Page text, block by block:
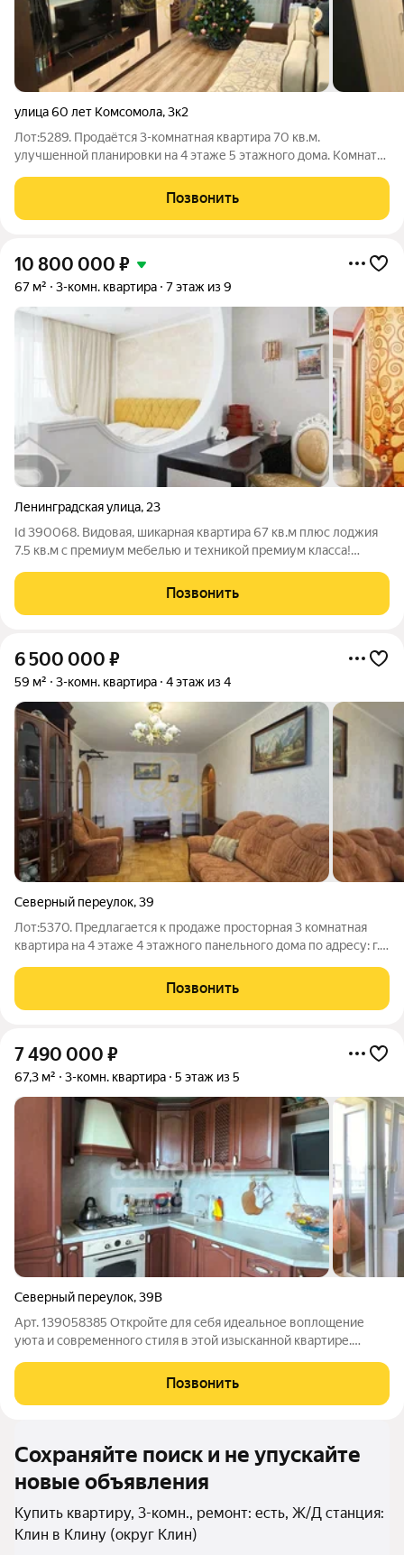
улица 60 лет Комсомола,3к2
Лот:5289. Продаётся 3-комнатная квартира 70 кв.м.
улучшенной планировки на 4 этаже 5 этажного дома. Комнаты:
(при желании можно установить перегородку и изолировать),
санузел раздельный, 2
Позвонить
10 800 000 ₽
67 м² 3-комн. квартира 7 этаж из 9
Ленинградская улица, 23
Id 390068. Видовая, шикарная квартира 67 кв.м плюс лоджия
7.5 кв.м с премиум мебелью и техникой премиум класса!
настоящим витражом в двери на гигантскую лоджию! Всё
остаётся вам! Приезжайте
Позвонить
6 500 000 ₽
59 м² 3-комн. квартира 4 этаж из 4
Северный переулок,39
Лот:5370. Предлагается к продаже просторная 3 комнатная
квартира на 4 этаже 4 этажного панельного дома по адресу: г.
кв.м., комнаты смежно-изолированные: гостиная 17,1 кв.м, из
которой выход
Позвонить
7 490 000 ₽
67,3 м² 3-комн. квартира 5 этаж из 5
Северный переулок,39В
Арт. 139058385 Откройте для себя идеальное воплощение
уюта и современного стиля в этой изысканной квартире.
гармонии и спокойствия. Светлые, просторные комнаты
наполнены естественным светом.
Позвонить
Сохраняйте поиск и не упускайте
новые объявления
Купить квартиру, 3-комн., ремонт: есть, Ж/Д станция:
Клин в Клину (округ Клин)